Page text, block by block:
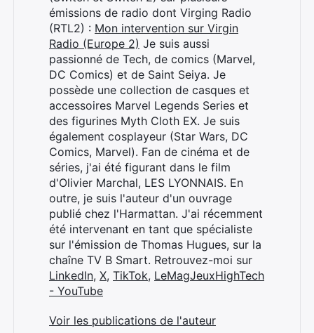
émissions de radio dont Virging Radio
(RTL2) : Mon intervention sur Virgin
Radio (Europe 2) Je suis aussi
passionné de Tech, de comics (Marvel,
DC Comics) et de Saint Seiya. Je
possède une collection de casques et
accessoires Marvel Legends Series et
des figurines Myth Cloth EX. Je suis
également cosplayeur (Star Wars, DC
Comics, Marvel). Fan de cinéma et de
séries, j'ai été figurant dans le film
d'Olivier Marchal, LES LYONNAIS. En
outre, je suis l'auteur d'un ouvrage
publié chez l'Harmattan. J'ai récemment
été intervenant en tant que spécialiste
sur l'émission de Thomas Hugues, sur la
chaîne TV B Smart. Retrouvez-moi sur
LinkedIn, X, TikTok, LeMagJeuxHighTech
- YouTube
Voir les publications de l'auteur